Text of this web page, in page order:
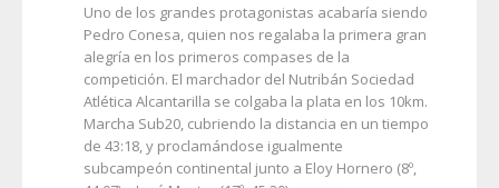
Uno de los grandes protagonistas acabaría siendo
Pedro Conesa, quien nos regalaba la primera gran
alegría en los primeros compases de la
competición. El marchador del Nutribán Sociedad
Atlética Alcantarilla se colgaba la plata en los 10km.
Marcha Sub20, cubriendo la distancia en un tiempo
de 43:18, y proclamándose igualmente
subcampeón continental junto a Eloy Hornero (8º,